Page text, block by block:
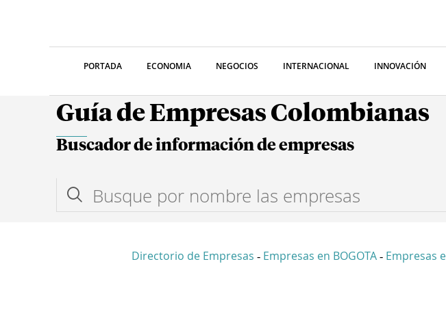
PORTADA ECONOMIA NEGOCIOS INTERNACIONAL INNOVACIÓN
Guía de Empresas Colombianas
Buscador de información de empresas
Directorio de Empresas - Empresas en BOGOTA - Empresas